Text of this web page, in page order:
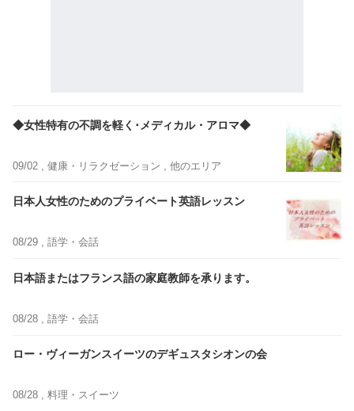
◆女性特有の不調を軽く･メディカル・アロマ◆
09/02 , 健康・リラクゼーション , 他のエリア
日本人女性のためのプライベート英語レッスン
08/29 , 語学・会話
日本語またはフランス語の家庭教師を承ります。
08/28 , 語学・会話
ロー・ヴィーガンスイーツのデギュスタシオンの会
08/28 , 料理・スイーツ